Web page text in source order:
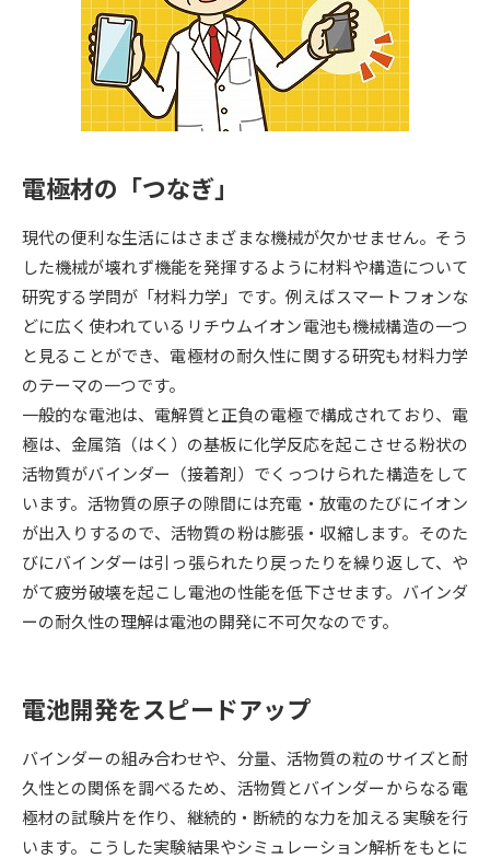
専門学校の資料請求 大学院の資料請求
留学・進学関連、塾・予備校
大学入学共通テスト「受験案
内」の請求
大学入学共通テスト「受験上の
配慮案内」の請求
高等学校卒業程度認定試験
幼稚園教員資格認定試験
高等学校（情報）教員資格認定
試験
大学研究 大学検索
大学で学べる内容や特徴を調べる
新増設大学・学部・学科特集
国際・グローバルに強い大学特
データサイエンス特集 奨学金・特待生制度特集
デジタルパンフレット 進路の３択
SELFBRAND特集ページ
オープンキャンパスなどを調べる
オープンキャンパス検索 実施プログラムから探す
電極材の「つなぎ」
現代の便利な生活にはさまざまな機械が欠かせません。そう
した機械が壊れず機能を発揮するように材料や構造について
研究する学問が「材料力学」です。例えばスマートフォンな
どに広く使われているリチウムイオン電池も機械構造の一つ
と見ることができ、電極材の耐久性に関する研究も材料力学
のテーマの一つです。
一般的な電池は、電解質と正負の電極で構成されており、電
極は、金属箔（はく）の基板に化学反応を起こさせる粉状の
活物質がバインダー（接着剤）でくっつけられた構造をして
います。活物質の原子の隙間には充電・放電のたびにイオン
が出入りするので、活物質の粉は膨張・収縮します。そのた
びにバインダーは引っ張られたり戻ったりを繰り返して、や
がて疲労破壊を起こし電池の性能を低下させます。バインダ
ーの耐久性の理解は電池の開発に不可欠なのです。
電池開発をスピードアップ
バインダーの組み合わせや、分量、活物質の粒のサイズと耐
久性との関係を調べるため、活物質とバインダーからなる電
極材の試験片を作り、継続的・断続的な力を加える実験を行
います。こうした実験結果やシミュレーション解析をもとに